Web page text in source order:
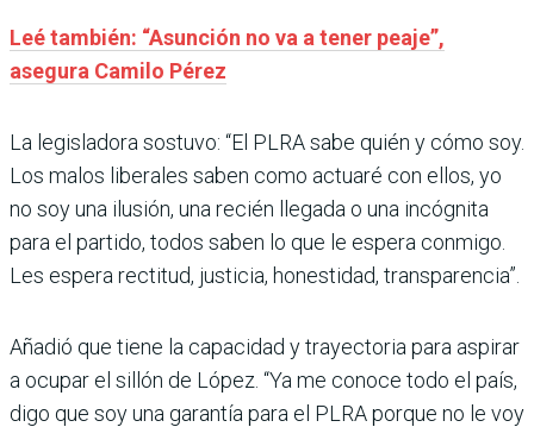
Leé también: “Asunción no va a tener peaje”,
asegura Camilo Pérez
La legisladora sostuvo: “El PLRA sabe quién y cómo soy.
Los malos liberales saben como actuaré con ellos, yo
no soy una ilusión, una recién llegada o una incógnita
para el partido, todos saben lo que le espera conmigo.
Les espera rectitud, justicia, honestidad, transparencia”.
Añadió que tiene la capacidad y trayectoria para aspirar
a ocupar el sillón de López. “Ya me conoce todo el país,
digo que soy una garantía para el PLRA porque no le voy